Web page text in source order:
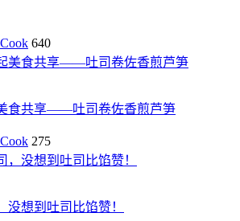
640
食共享——吐司卷佐香煎芦笋
275
没想到吐司比馅赞！